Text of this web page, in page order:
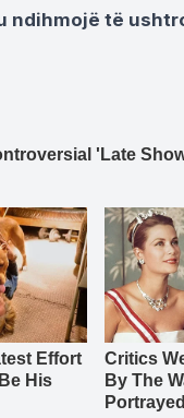
ndihmojë të